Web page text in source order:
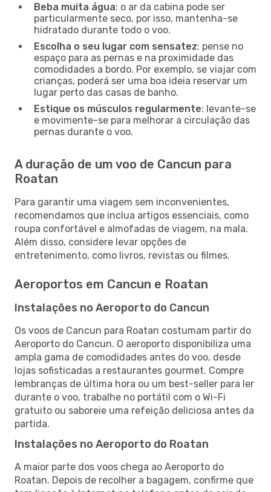
Beba muita água: o ar da cabina pode ser
particularmente seco, por isso, mantenha-se
hidratado durante todo o voo.
Escolha o seu lugar com sensatez: pense no
espaço para as pernas e na proximidade das
comodidades a bordo. Por exemplo, se viajar com
crianças, poderá ser uma boa ideia reservar um
lugar perto das casas de banho.
Estique os músculos regularmente: levante-se
e movimente-se para melhorar a circulação das
pernas durante o voo.
A duração de um voo de Cancun para
Roatan
Para garantir uma viagem sem inconvenientes,
recomendamos que inclua artigos essenciais, como
roupa confortável e almofadas de viagem, na mala.
Além disso, considere levar opções de
entretenimento, como livros, revistas ou filmes.
Aeroportos em Cancun e Roatan
Instalações no Aeroporto do Cancun
Os voos de Cancun para Roatan costumam partir do
Aeroporto do Cancun. O aeroporto disponibiliza uma
ampla gama de comodidades antes do voo, desde
lojas sofisticadas a restaurantes gourmet. Compre
lembranças de última hora ou um best-seller para ler
durante o voo, trabalhe no portátil com o Wi-Fi
gratuito ou saboreie uma refeição deliciosa antes da
partida.
Instalações no Aeroporto do Roatan
A maior parte dos voos chega ao Aeroporto do
Roatan. Depois de recolher a bagagem, confirme que